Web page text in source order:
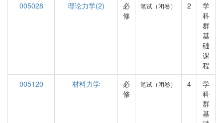
005028 理论力学(2)
必
修
笔试（闭卷） 2
学
科
群
基
础
课
程
005120
材料力学
必
修
笔试（闭卷） 4
学
科
群
基